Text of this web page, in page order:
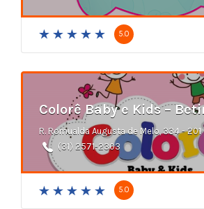
5.0
Colorê Baby e Kids –
(31) 2571-2303
5.0